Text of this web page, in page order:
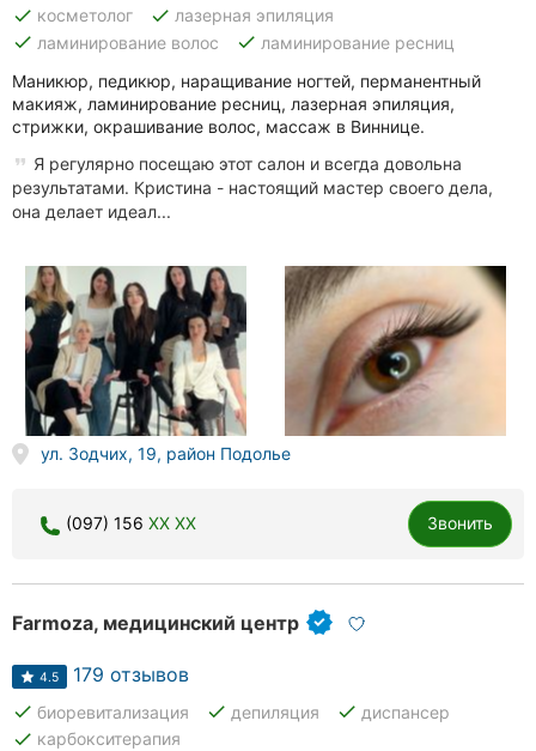
Рестораны
Все
рубрики
города:
Винница
Житомир
Тернополь
Ровно
Кропивницкий
Киев
Харьков
done косметолог done лазерная эпиляция
done ламинирование волос done ламинирование ресниц
Маникюр, педикюр, наращивание ногтей, перманентный
макияж, ламинирование ресниц, лазерная эпиляция,
стрижки, окрашивание волос, массаж в Виннице.
Я регулярно посещаю этот салон и всегда довольна
результатами. Кристина - настоящий мастер своего дела,
она делает идеал...
ул. Зодчих, 19, район Подолье
(097) 156 XX XX Звонить
Farmoza, медицинский центр
4.5 179 отзывов
done биоревитализация done депиляция done диспансер
done карбокситерапия